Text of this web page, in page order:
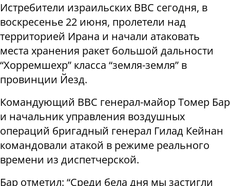
Истребители израильских ВВС сегодня, в
воскресенье 22 июня, пролетели над
территорией Ирана и начали атаковать
места хранения ракет большой дальности
“Хорремшехр” класса “земля-земля” в
провинции Йезд.
Командующий ВВС генерал-майор Томер Бар
и начальник управления воздушных
операций бригадный генерал Гилад Кейнан
командовали атакой в ​​режиме реального
времени из диспетчерской.
Бар отметил: “Среди бела дня мы застигли